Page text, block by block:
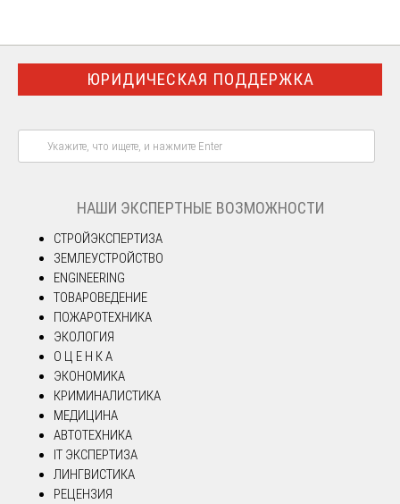
ЮРИДИЧЕСКАЯ ПОДДЕРЖКА
НАШИ ЭКСПЕРТНЫЕ ВОЗМОЖНОСТИ
СТРОЙЭКСПЕРТИЗА
ЗЕМЛЕУСТРОЙСТВО
ENGINEERING
ТОВАРОВЕДЕНИЕ
ПОЖАРОТЕХНИКА
ЭКОЛОГИЯ
О Ц Е Н К А
ЭКОНОМИКА
КРИМИНАЛИСТИКА
МЕДИЦИНА
АВТОТЕХНИКА
IT ЭКСПЕРТИЗА
ЛИНГВИСТИКА
РЕЦЕНЗИЯ